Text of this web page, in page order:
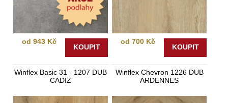
od 943 Kč
KOUPIT
od 700 Kč
KOUPIT
Winflex Basic 31 - 1207 DUB
CADIZ
Winflex Chevron 1226 DUB
ARDENNES